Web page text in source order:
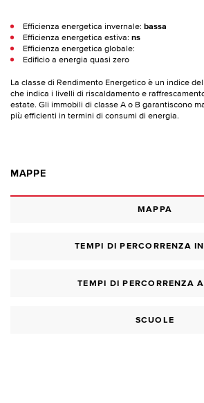
Efficienza energetica invernale: bassa
Efficienza energetica estiva: ns
Efficienza energetica globale:
Edificio a energia quasi zero
La classe di Rendimento Energetico è un indice
che indica i livelli di riscaldamento e
estate. Gli immobili di classe A o B garantiscono
più efficienti in termini di consumi di energia.
MAPPE
MAPPA
TEMPI DI PERCORRENZA
TEMPI DI PERCORRENZA
SCUOLE